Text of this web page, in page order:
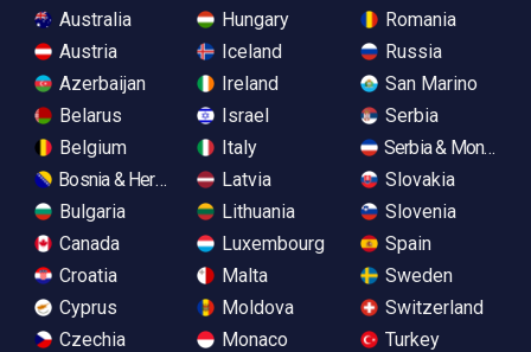
Australia
Austria
Azerbaijan
Belarus
Belgium
Bosnia & Herzegovina
Bulgaria
Canada
Croatia
Cyprus
Czechia
Hungary
Iceland
Ireland
Israel
Italy
Latvia
Lithuania
Luxembourg
Malta
Moldova
Monaco
Romania
Russia
San Marino
Serbia
Serbia &
Slovakia
Slovenia
Spain
Sweden
Switzerland
Turkey